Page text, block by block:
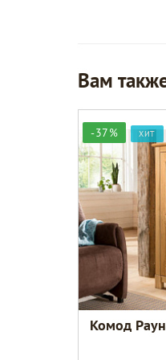
Вам
-37% ХИТ
Комод